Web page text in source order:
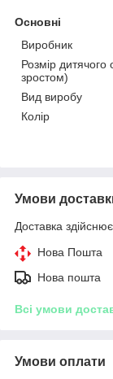
Основні
Виробник
Розмір дитячого
зростом)
Вид виробу
Колір
Умови
Доставка
Нова Пошта
Нова пошта
Всі умови
Умови оплати